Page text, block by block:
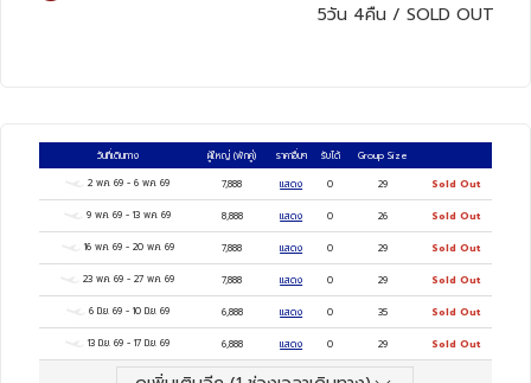
5วัน 4คืน / SOLD OUT
วันที่เดินทาง ผู้ใหญ่(พักคู่) ราคาอื่นๆ รับได้
Group Size
2 พ.ค. 69 -6 พ.ค. 69 7,888 แสดง 0 29 Sold Out
9 พ.ค. 69 -13 พ.ค. 69 8,888 แสดง 0 26 Sold Out
16 พ.ค. 69- 20 พ.ค. 69 7,888 แสดง 0 29 Sold Out
23 พ.ค. 69 -27 พ.ค. 69 7,888 แสดง 0 29 Sold Out
6 มิ.ย. 69- 10 มิ.ย. 69 6,888 แสดง 0 35 Sold Out
13 มิ.ย. 69 -17 มิ.ย. 69 6,888 แสดง 0 29 Sold Out